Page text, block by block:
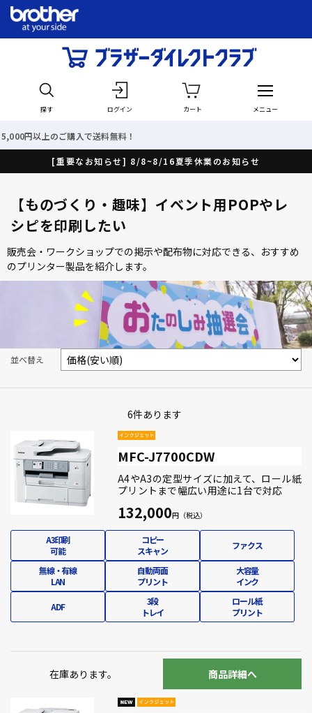
探す ログイン カート メニュー
[重要なお知らせ] 8/8~8/16夏季休業のお知らせ
【ものづくり・趣味】イベント用POPやレ
シピを印刷したい
販売会・ワークショップでの掲示や配布物に対応できる、おすすめ
のプリンター製品を紹介します。
並べ替え
6件あります
MFC-J7700CDW
A4やA3の定型サイズに加えて、ロール紙
プリントまで幅広い用途に1台で対応
132,000
A3印刷
可能
コピー
スキャン
ファクス
無線・有線
LAN
自動両面
プリント
大容量
インク
ADF
3段
トレイ
ロール紙
プリント
在庫あります。 商品詳細へ